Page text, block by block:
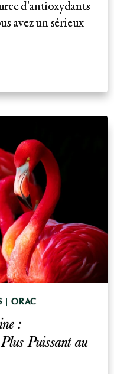
d'antioxydants
avez un sérieux
|ORAC
:
Puissant au